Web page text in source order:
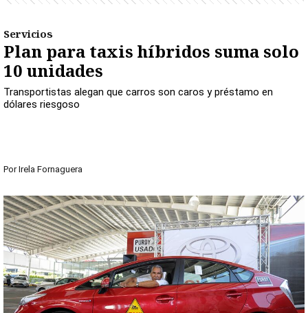
Servicios
Plan para taxis híbridos suma solo
10 unidades
Transportistas alegan que carros son caros y préstamo en
dólares riesgoso
Por Irela Fornaguera